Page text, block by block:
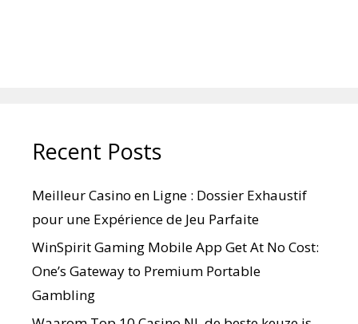
Recent Posts
Meilleur Casino en Ligne : Dossier Exhaustif
pour une Expérience de Jeu Parfaite
WinSpirit Gaming Mobile App Get At No Cost:
One’s Gateway to Premium Portable
Gambling